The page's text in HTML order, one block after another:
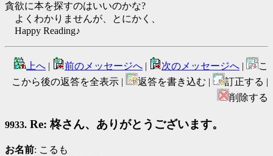
貪欲に本を探すのはいいのかな?
よくわかりませんが、とにかく、
Happy Reading♪
上へ | 前のメッセージへ | 次のメッセージへ |
こ
こから後の返答を全表示 |
返答を書き込む |
訂正する |
削除する
9933. Re: 柊さん、ありがとうございます。
お名前: こるも